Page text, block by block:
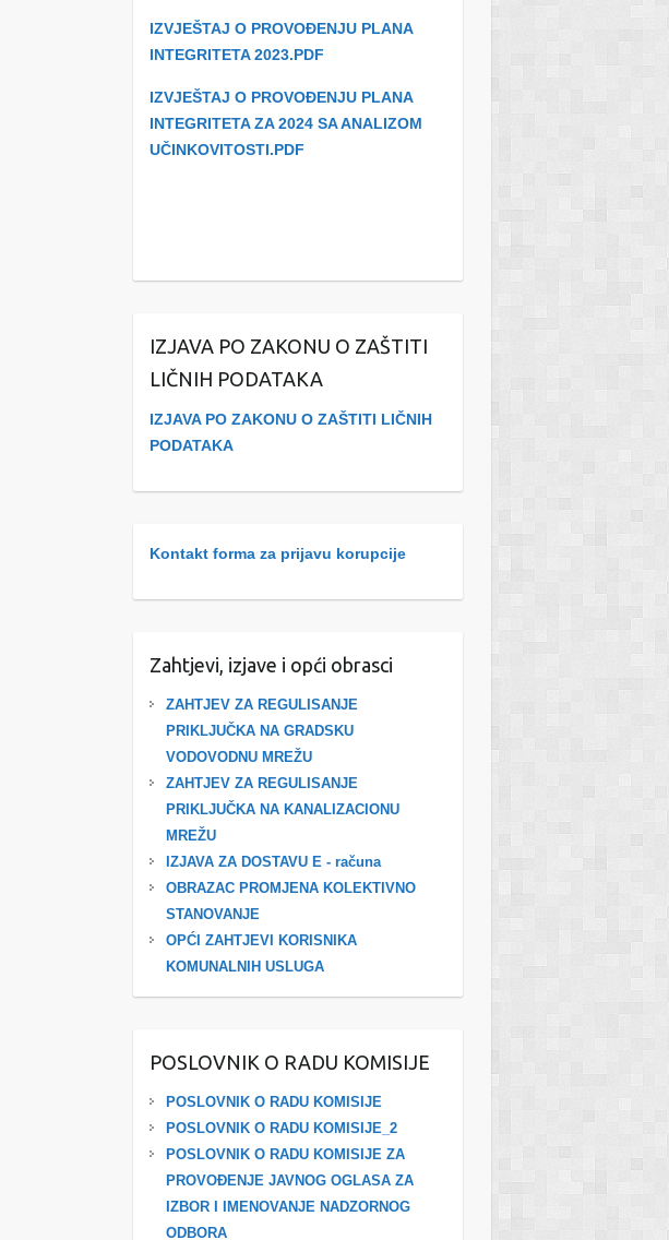
IZVJEŠTAJ O PROVOĐENJU PLANA
INTEGRITETA 2023.PDF
IZVJEŠTAJ O PROVOĐENJU PLANA
INTEGRITETA ZA 2024 SA ANALIZOM
UČINKOVITOSTI.PDF
IZJAVA PO ZAKONU O ZAŠTITI
LIČNIH PODATAKA
IZJAVA PO ZAKONU O ZAŠTITI LIČNIH
PODATAKA
Kontakt forma za prijavu korupcije
Zahtjevi, izjave i opći obrasci
ZAHTJEV ZA REGULISANJE
PRIKLJUČKA NA GRADSKU
VODOVODNU MREŽU
ZAHTJEV ZA REGULISANJE
PRIKLJUČKA NA KANALIZACIONU
MREŽU
IZJAVA ZA DOSTAVU E - računa
OBRAZAC PROMJENA KOLEKTIVNO
STANOVANJE
OPĆI ZAHTJEVI KORISNIKA
KOMUNALNIH USLUGA
POSLOVNIK O RADU KOMISIJE
POSLOVNIK O RADU KOMISIJE
POSLOVNIK O RADU KOMISIJE_2
POSLOVNIK O RADU KOMISIJE ZA
PROVOĐENJE JAVNOG OGLASA ZA
IZBOR I IMENOVANJE NADZORNOG
ODBORA